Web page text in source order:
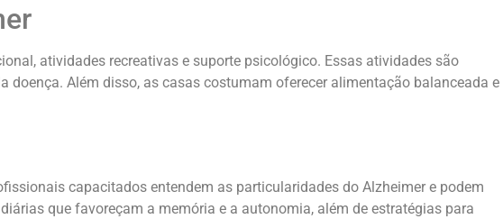
atividades recreativas e suporte psicológico. Essas atividades são
Além disso, as casas costumam oferecer alimentação balanceada e
capacitados entendem as particularidades do Alzheimer e podem
que favoreçam a memória e a autonomia, além de estratégias para